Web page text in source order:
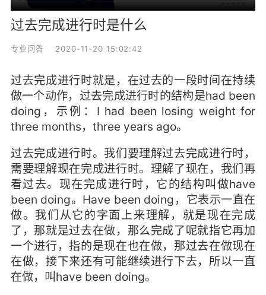
过去完成进行时是什么
专业问答 2020-11-20 15:02:42
过去完成进行时就是，在过去的一段时间在持续
做一个动作，过去完成进行时的结构是had been
doing，示例：I had been losing weight for
three months，three years ago。
过去完成进行时。我们要理解过去完成进行时，
需要理解现在完成进行时。理解了现在，我们再
看过去。现在完成进行时，它的结构叫做have
been doing。Have been doing，它表示一直在
做。我们从它的字面上来理解，就是现在完成
了，那就是过去在做，那么完成了呢就指它再加
一个进行，指的是现在也在做，那过去在做现在
在做，接下来还有可能继续进行下去，所以一直
在做，叫have been doing。